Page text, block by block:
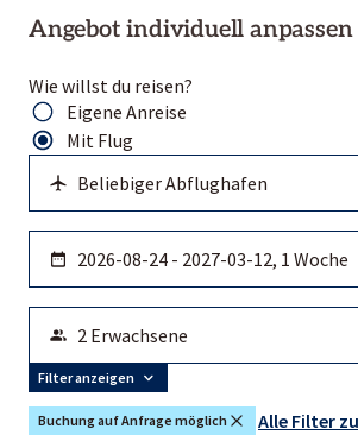
Angebot individuell anpassen
Wie willst du reisen?
Eigene Anreise
Mit Flug
Filter anzeigen
Buchung auf Anfrage möglich
Alle Filter